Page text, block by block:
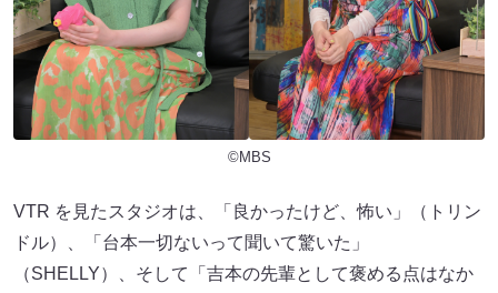
©MBS
VTR を見たスタジオは、「良かったけど、怖い」（トリン
ドル）、「台本一切ないって聞いて驚いた」
（SHELLY）、そして「吉本の先輩として褒める点はなか